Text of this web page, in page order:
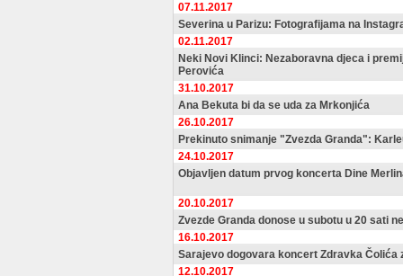
07.11.2017
Severina u Parizu: Fotografijama na
02.11.2017
Neki Novi Klinci: Nezaboravna djeca i
Perovića
31.10.2017
Ana Bekuta bi da se uda za Mrkonjića
26.10.2017
Prekinuto snimanje "Zvezda Granda":
24.10.2017
Objavljen datum prvog koncerta Dine
20.10.2017
Zvezde Granda donose u subotu u 20 sati
16.10.2017
Sarajevo dogovara koncert Zdravka Čolića
12.10.2017